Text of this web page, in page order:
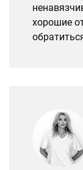
хорошие